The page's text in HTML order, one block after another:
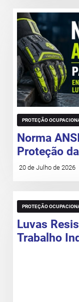
PROTEÇÃO
Norma
Proteção
20 de Julho de 2026
PROTEÇÃO
Luvas
Trabalho